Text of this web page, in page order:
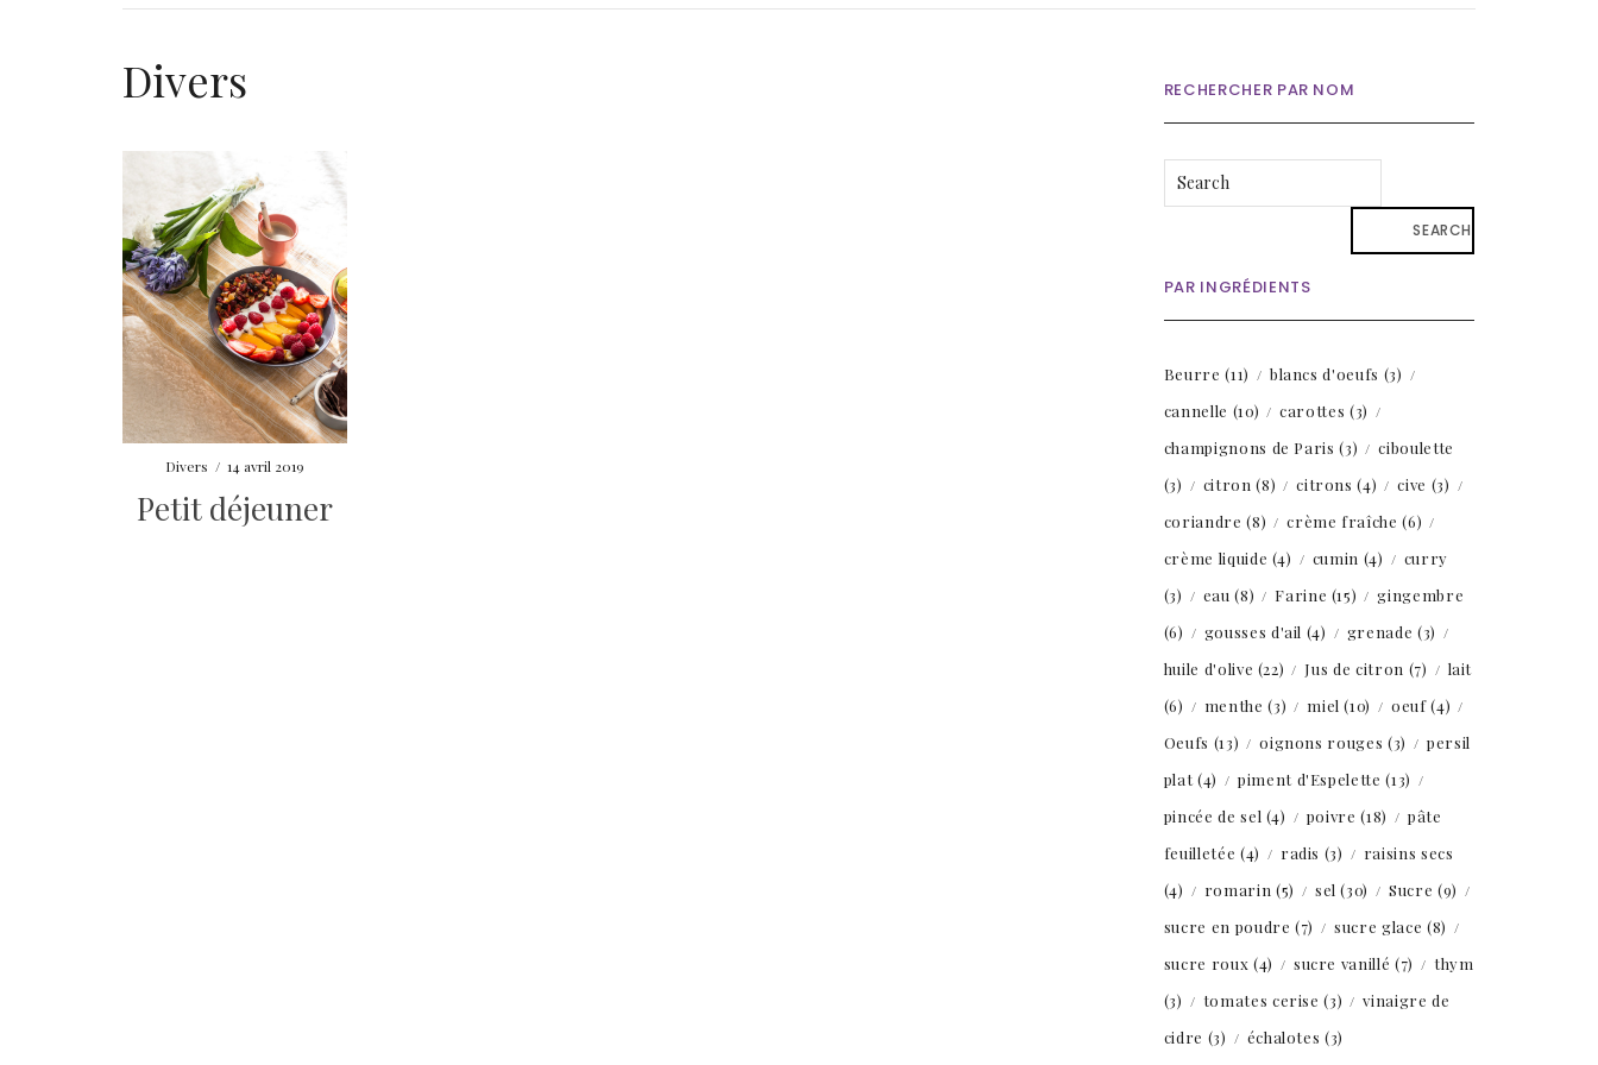
Divers
Divers / 14 avril 2019
Petit déjeuner
RECHERCHER PAR NOM
SEARCH
PAR INGRÉDIENTS
Beurre (11) blancs d'oeufs (3)
cannelle (10) carottes (3)
champignons de Paris (3)
ciboulette
(3)
citron (8) citrons (4) cive (3)
coriandre (8) crème fraîche (6)
crème liquide (4) cumin (4)
curry
(3)
eau (8) Farine (15)
gingembre
(6)
gousses d'ail (4) grenade (3)
huile d'olive (22) Jus de citron (7)
lait
(6)
menthe (3) miel (10) oeuf(4)
Oeufs (13) oignons rouges (3)
persil
plat(4) piment d'Espelette (13)
pincée de sel (4) poivre (18)
pâte
feuilletée (4) radis (3)
raisins secs
(4)
romarin (5) sel (30) Sucre (9)
sucre en poudre (7) sucre glace (8)
sucre roux (4) sucre vanillé (7)
thym
(3)
tomates cerise (3)
vinaigre de
cidre (3) échalotes (3)